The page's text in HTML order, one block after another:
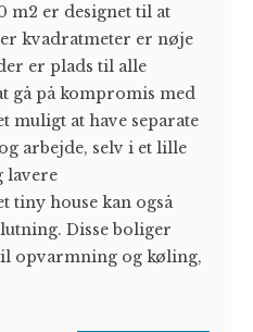
m2 er designet til at
kvadratmeter er nøje
er plads til alle
gå på kompromis med
muligt at have separate
arbejde, selv i et lille
lavere
tiny house kan også
Disse boliger
opvarmning og køling,